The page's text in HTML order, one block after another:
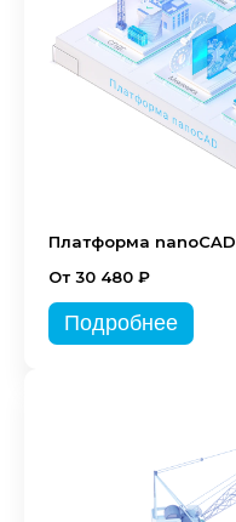
Платформа nanoCAD
От 30 480 ₽
Подробнее